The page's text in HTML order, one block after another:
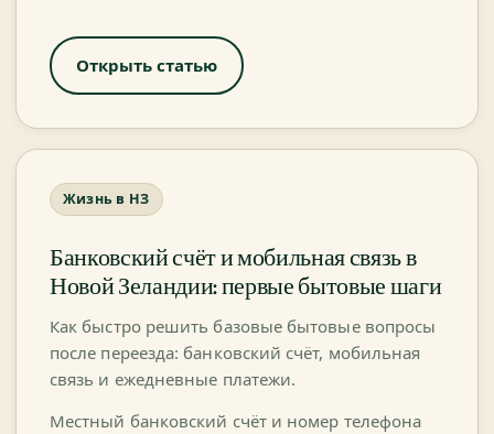
Открыть статью
Жизнь в НЗ
Банковский счёт и мобильная связь в
Новой Зеландии: первые бытовые шаги
Как быстро решить базовые бытовые вопросы
после переезда: банковский счёт, мобильная
связь и ежедневные платежи.
Местный банковский счёт и номер телефона